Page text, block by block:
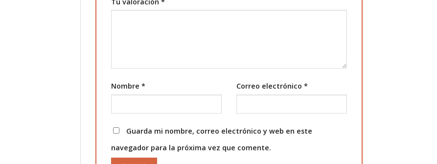
Nombre* Correo electrónico*
Guarda mi nombre, correo electrónico y web en este
navegador para la próxima vez que comente.